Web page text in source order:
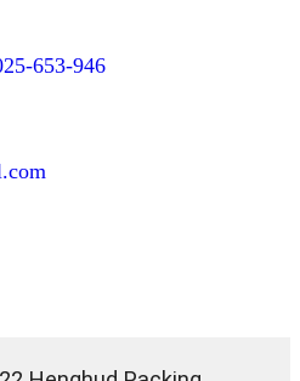
653-946